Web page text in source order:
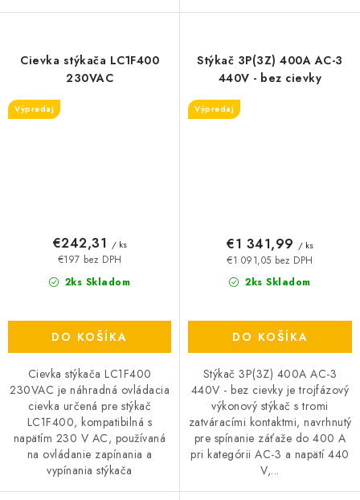
Cievka stýkača LC1F400
230VAC
Výpredaj
2ks Skladom
€197 bez DPH
€242,31 / ks
DO KOŠÍKA
Cievka stýkača LC1F400
230VAC je náhradná ovládacia
cievka určená pre stýkač
LC1F400, kompatibilná s
napätím 230 V AC, používaná
na ovládanie zapínania a
vypínania stýkača
Stýkač 3P(3Z) 400A AC-3
440V - bez cievky
Výpredaj
2ks Skladom
€1 091,05 bez DPH
€1 341,99 / ks
DO KOŠÍKA
Stýkač 3P(3Z) 400A AC-3
440V - bez cievky je trojfázový
výkonový stýkač s tromi
zatváracími kontaktmi, navrhnutý
pre spínanie záťaže do 400 A
pri kategórii AC-3 a napätí 440
V,...